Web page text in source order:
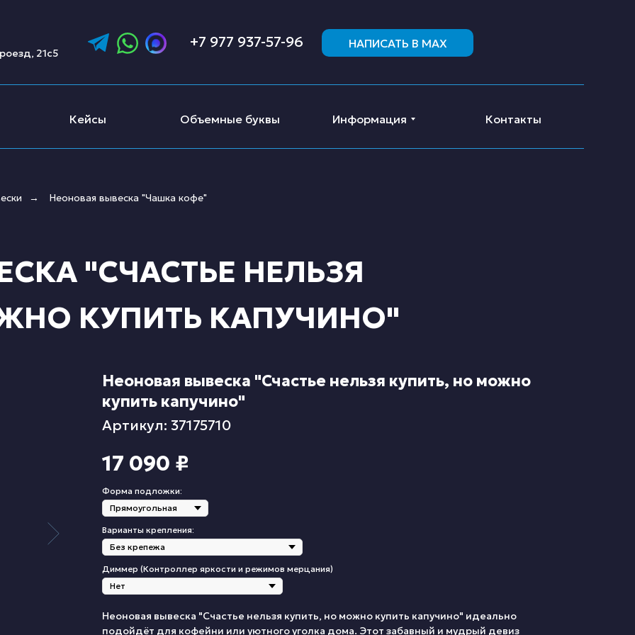
Кейсы Объемные буквы Информация Контакты
21с5
+7 977 937-57-96 НАПИСАТЬ В MAX
→ Неоновая вывеска "Чашка кофе"
"СЧАСТЬЕ НЕЛЬЗЯ
КУПИТЬ КАПУЧИНО"
Неоновая вывеска "Счастье нельзя купить, но можно
купить капучино"
Артикул: 37175710
17 090 ₽
Форма подложки:
Варианты крепления:
Диммер (Контроллер яркости и режимов мерцания)
Неоновая вывеска "Счастье нельзя купить, но можно купить капучино" идеально
подойдёт для кофейни или уютного уголка дома. Этот забавный и мудрый девиз